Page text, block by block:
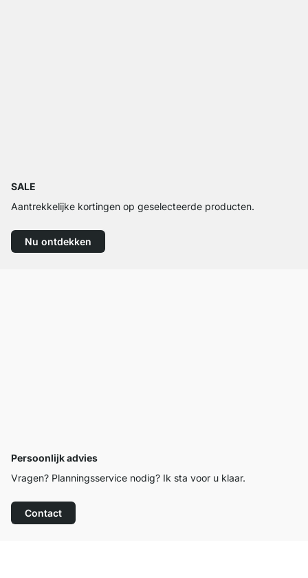
SALE
Aantrekkelijke kortingen op geselecteerde producten.
Nu ontdekken
Persoonlijk advies
Vragen? Planningsservice nodig? Ik sta voor u klaar.
Contact